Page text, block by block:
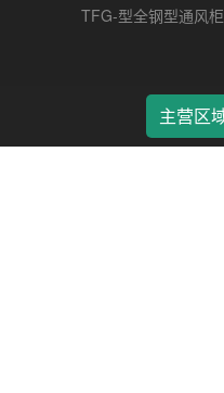
TFG-型全钢型通风柜
莱特（南通）科学
主营区